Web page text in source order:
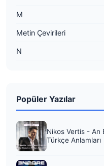
M
Metin Çevirileri
N
Popüler Yazılar
Nikos Vertis - An
Türkçe Anlamları